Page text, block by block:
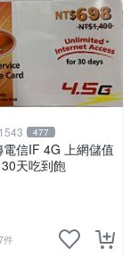
477
信IF 4G 上網儲值
卡80GB 30天吃到飽
件